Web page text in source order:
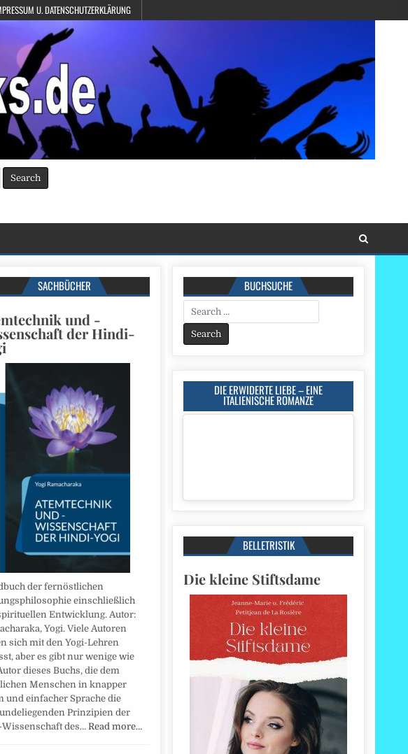
U. DATENSCHUTZERKLÄRUNG
SACHBÜCHER
und -
der Hindi-
der fernöstlichen
einschließlich
Entwicklung. Autor:
Yogi. Viele Autoren
sich mit den Yogi-Lehren
aber es gibt nur wenige wie
dieses Buchs, die dem
Menschen in knapper
und einfacher Sprache die
Prinzipien der
Wissenschaft des…Read more…
BUCHSUCHE
Search
for:
DIE ERWIDERTE LIEBE – EINE
ITALIENISCHE ROMANZE
BELLETRISTIK
Die kleine Stiftsdame